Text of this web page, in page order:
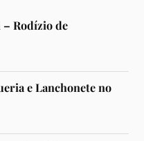
Rodízio de
e Lanchonete no